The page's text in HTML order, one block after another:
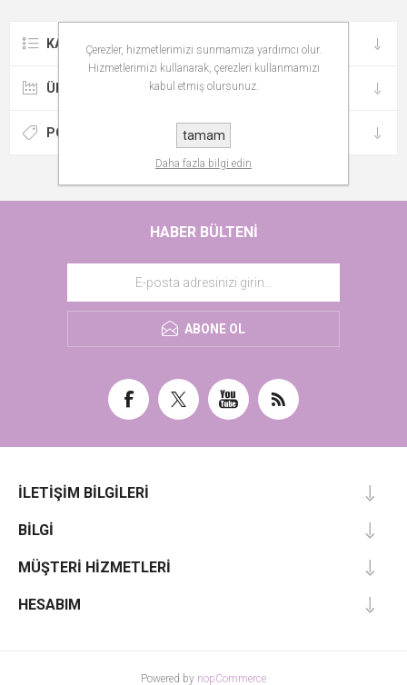
KATEGORILER
ÜRETICILER
POPÜLER ETIKETLER
HABER BÜLTENI
ABONE OL
İLETIŞIM BILGILERI
BILGI
MÜŞTERI HIZMETLERI
HESABIM
Powered by nopCommerce
Çerezler, hizmetlerimizi sunmamıza yardımcı olur.
Hizmetlerimizi kullanarak, çerezleri kullanmamızı
kabul etmiş olursunuz.
tamam
Daha fazla bilgi edin